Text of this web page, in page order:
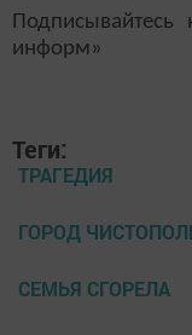
информ»
Теги:
ТРАГЕДИЯ
ГОРОД
СЕМЬЯ СГОРЕЛА